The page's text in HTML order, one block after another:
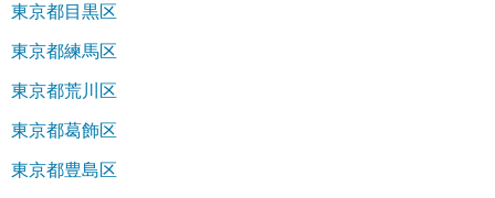
東京都目黒区
東京都練馬区
東京都荒川区
東京都葛飾区
東京都豊島区